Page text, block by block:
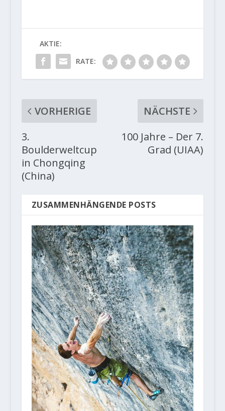
AKTIE:
RATE:
VORHERIGE
3.
Boulderweltcup
in Chongqing
(China)
NÄCHSTE
100 Jahre – Der 7.
Grad (UIAA)
ZUSAMMENHÄNGENDE POSTS